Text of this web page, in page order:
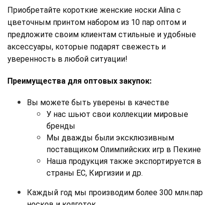
Приобретайте короткие женские носки Alina с
цветочным принтом набором из 10 пар оптом и
предложите своим клиентам стильные и удобные
аксессуары, которые подарят свежесть и
уверенность в любой ситуации!
Преимущества для оптовых закупок:
Вы можете быть уверены в качестве
У нас шьют свои коллекции мировые
бренды
Мы дважды были эксклюзивным
поставщиком Олимпийских игр в Пекине
Наша продукция также экспортируется в
страны ЕС, Киргизии и др.
Каждый год мы производим более 300 млн.пар